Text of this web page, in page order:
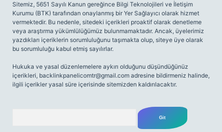
Sitemiz, 5651 Sayılı Kanun gereğince Bilgi Teknolojileri ve İletişim
Kurumu (BTK) tarafından onaylanmış bir Yer Sağlayıcı olarak hizmet
vermektedir. Bu nedenle, sitedeki içerikleri proaktif olarak denetleme
veya araştırma yükümlülüğümüz bulunmamaktadır. Ancak, üyelerimiz
yazdıkları içeriklerin sorumluluğunu taşımakta olup, siteye üye olarak
bu sorumluluğu kabul etmiş sayılırlar.
Hukuka ve yasal düzenlemelere aykırı olduğunu düşündüğünüz
içerikleri, backlinkpanelicomtr@gmail.com adresine bildirmeniz halinde,
ilgili içerikler yasal süre içerisinde sitemizden kaldırılacaktır.